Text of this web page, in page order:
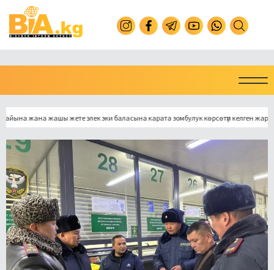
жана жашы жете элек эки баласына карата зомбулук көрсөтүп келген жаранга